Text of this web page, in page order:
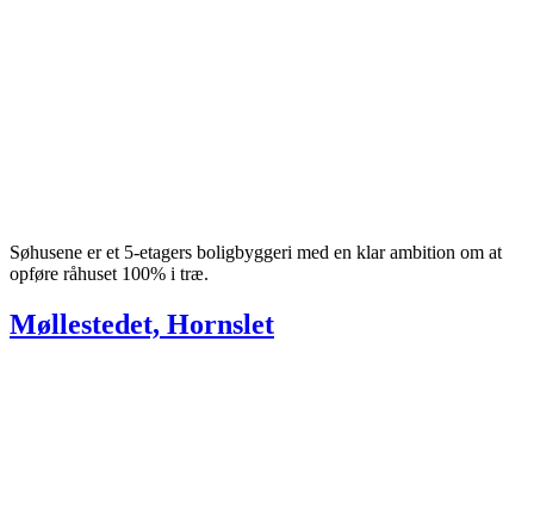
Søhusene er et 5-etagers boligbyggeri med en klar ambition om at
opføre råhuset 100% i træ.
Møllestedet, Hornslet